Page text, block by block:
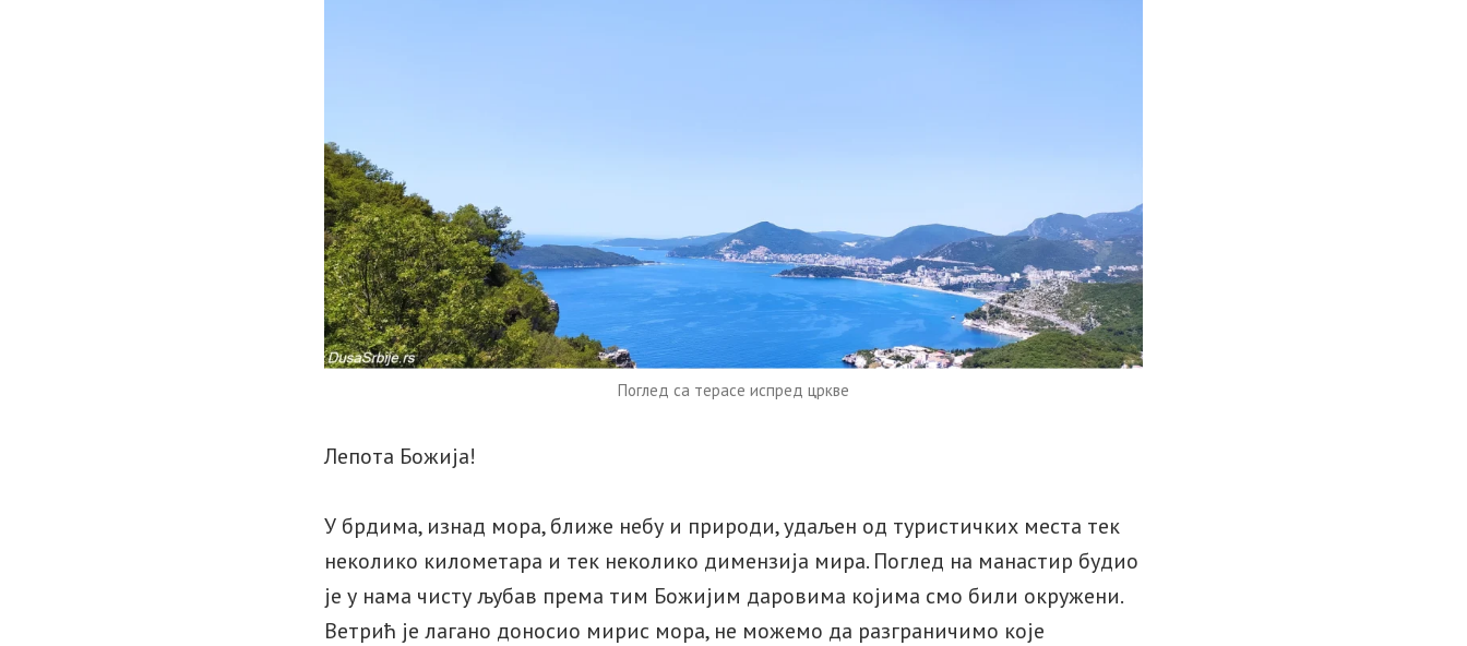
Поглед са терасе испред цркве
Лепота Божија!
У брдима, изнад мора, ближе небу и природи, удаљен од туристичких места тек
неколико километара и тек неколико димензија мира. Поглед на манастир будио
је у нама чисту љубав према тим Божијим даровима којима смо били окружени.
Ветрић је лагано доносио мирис мора, не можемо да разграничимо које